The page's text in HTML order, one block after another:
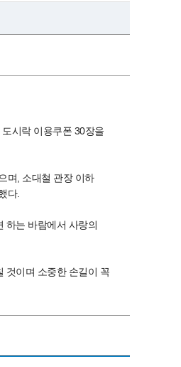
시락 이용쿠폰 30장을
며, 소대철 관장 이하
다.
하는 바람에서 사랑의
것이며 소중한 손길이 꼭